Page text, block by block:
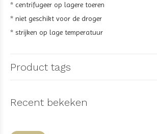
* centrifugeer op lagere toeren
* niet geschikt voor de droger
* strijken op lage temperatuur
Product tags
Recent bekeken